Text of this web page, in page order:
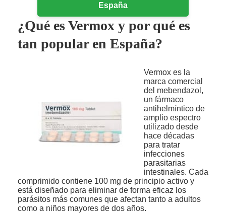
España
¿Qué es Vermox y por qué es
tan popular en España?
Vermox es la
marca comercial
del mebendazol,
un fármaco
antihelmíntico de
amplio espectro
utilizado desde
hace décadas
para tratar
infecciones
parasitarias
intestinales. Cada
comprimido contiene 100 mg de principio activo y
está diseñado para eliminar de forma eficaz los
parásitos más comunes que afectan tanto a adultos
como a niños mayores de dos años.